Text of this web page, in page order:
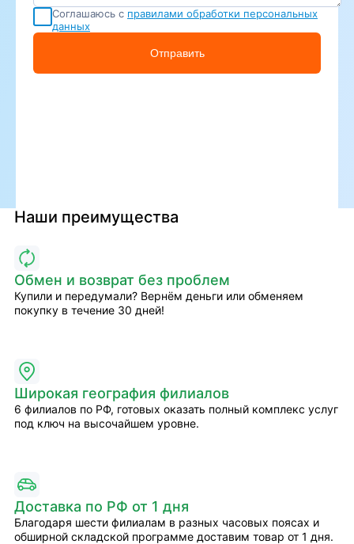
Соглашаюсь с правилами обработки персональных
данных
Отправить
Наши преимущества
Обмен и возврат без проблем
Купили и передумали? Вернём деньги или обменяем
покупку в течение 30 дней!
Широкая география филиалов
6 филиалов по РФ, готовых оказать полный комплекс услуг
под ключ на высочайшем уровне.
Доставка по РФ от 1 дня
Благодаря шести филиалам в разных часовых поясах и
обширной складской программе доставим товар от 1 дня.